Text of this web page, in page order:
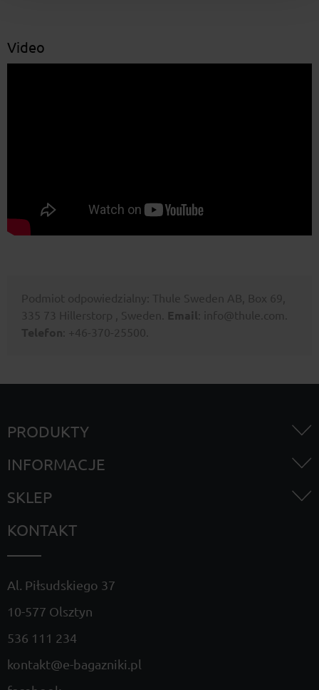
Video
Podmiot odpowiedzialny: Thule Sweden AB, Box 69,
335 73 Hillerstorp , Sweden.
Email : info@thule.com.
Telefon : +46-370-25500.
PRODUKTY
INFORMACJE
SKLEP
KONTAKT
Al. Piłsudskiego 37
10-577 Olsztyn
536 111 234
kontakt@e-bagazniki.pl